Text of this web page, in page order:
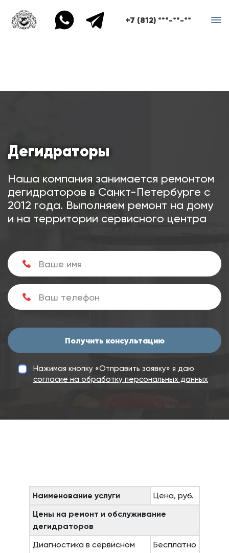
+7 (812) ***-**-**
Дегидраторы
Наша компания занимается ремонтом
дегидраторов в Санкт-Петербурге с
2012 года. Выполняем ремонт на дому
и на территории сервисного центра
Получить консультацию
Нажимая кнопку «Отправить заявку» я даю
согласие на обработку персональных данных
Наименование услуги
Цена, руб.
Цены на ремонт и обслуживание
дегидраторов
Диагностика в сервисном
Бесплатно